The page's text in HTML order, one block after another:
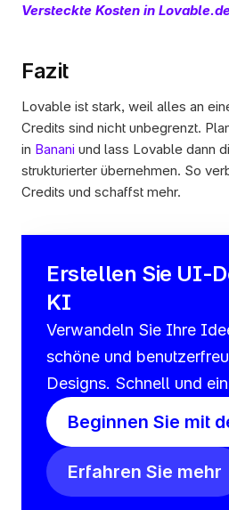
Versteckte Kosten in
Fazit
Lovable ist stark, weil alles an
Credits sind nicht unbegrenzt.
in Banani und lass Lovable dann
strukturierter übernehmen. So
Credits und schaffst mehr.
Erstellen Sie UI-
KI
Verwandeln Sie Ihre
schöne und
Designs. Schnell und
Beginnen Sie mit
Erfahren Sie mehr